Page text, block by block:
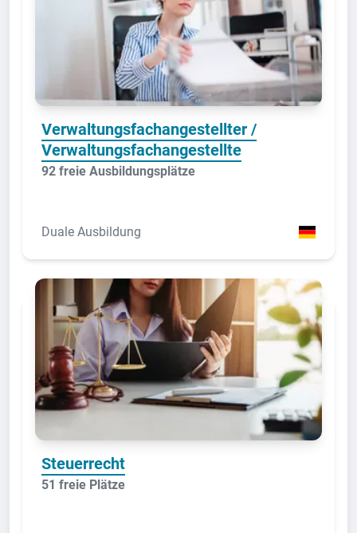
Verwaltungsfachangestellter /
Verwaltungsfachangestellte
92 freie Ausbildungsplätze
Duale Ausbildung
Steuerrecht
51 freie Plätze